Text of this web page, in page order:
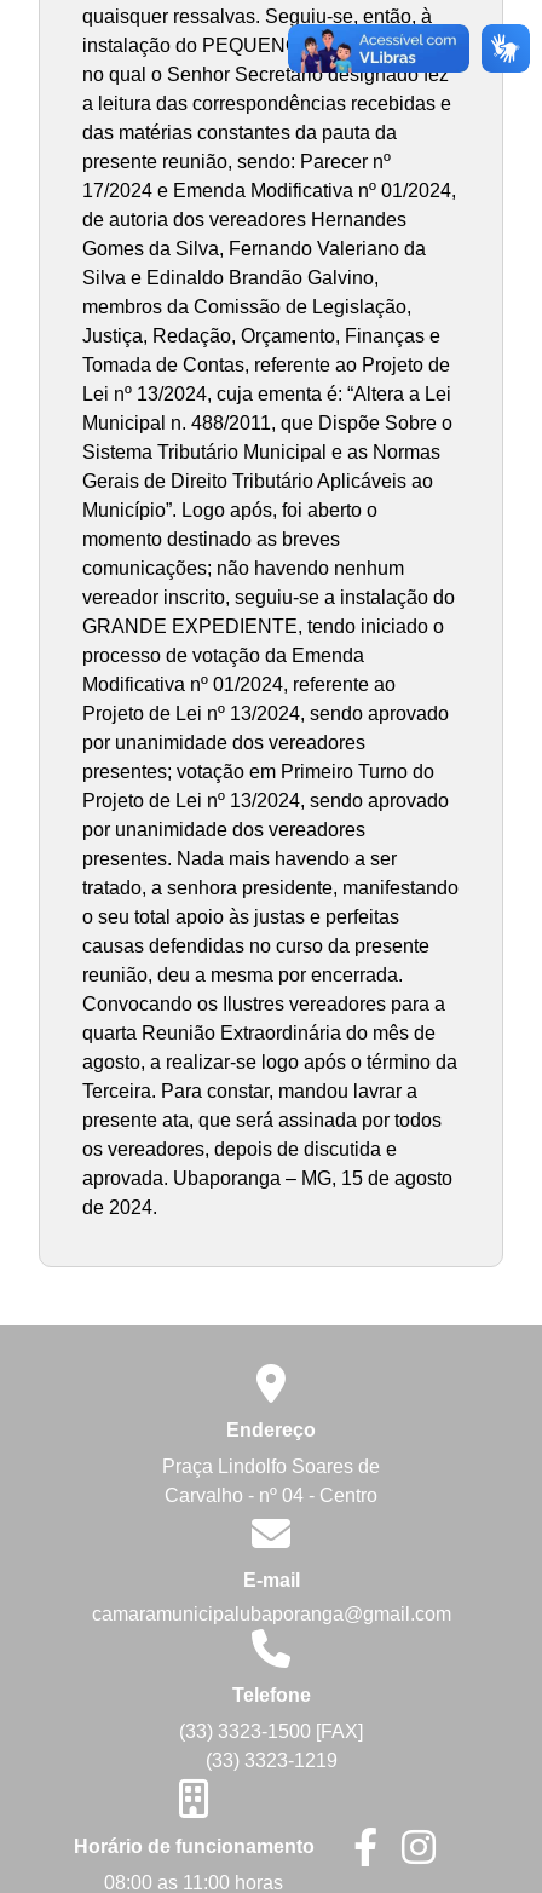
quaisquer ressalvas. Seguiu-se, então, à
instalação do PEQUENO EXPEDIENTE,
no qual o Senhor Secretário designado fez
a leitura das correspondências recebidas e
das matérias constantes da pauta da
presente reunião, sendo: Parecer nº
17/2024 e Emenda Modificativa nº 01/2024,
de autoria dos vereadores Hernandes
Gomes da Silva, Fernando Valeriano da
Silva e Edinaldo Brandão Galvino,
membros da Comissão de Legislação,
Justiça, Redação, Orçamento, Finanças e
Tomada de Contas, referente ao Projeto de
Lei nº 13/2024, cuja ementa é: “Altera a Lei
Municipal n. 488/2011, que Dispõe Sobre o
Sistema Tributário Municipal e as Normas
Gerais de Direito Tributário Aplicáveis ao
Município”. Logo após, foi aberto o
momento destinado as breves
comunicações; não havendo nenhum
vereador inscrito, seguiu-se a instalação do
GRANDE EXPEDIENTE, tendo iniciado o
processo de votação da Emenda
Modificativa nº 01/2024, referente ao
Projeto de Lei nº 13/2024, sendo aprovado
por unanimidade dos vereadores
presentes; votação em Primeiro Turno do
Projeto de Lei nº 13/2024, sendo aprovado
por unanimidade dos vereadores
presentes. Nada mais havendo a ser
tratado, a senhora presidente, manifestando
o seu total apoio às justas e perfeitas
causas defendidas no curso da presente
reunião, deu a mesma por encerrada.
Convocando os Ilustres vereadores para a
quarta Reunião Extraordinária do mês de
agosto, a realizar-se logo após o término da
Terceira. Para constar, mandou lavrar a
presente ata, que será assinada por todos
os vereadores, depois de discutida e
aprovada. Ubaporanga – MG, 15 de agosto
de 2024.
Endereço
Praça Lindolfo Soares de
Carvalho - nº 04 - Centro
E-mail
camaramunicipalubaporanga@gmail.com
Telefone
(33) 3323-1500 [FAX]
(33) 3323-1219
Horário de funcionamento
08:00 as 11:00 horas